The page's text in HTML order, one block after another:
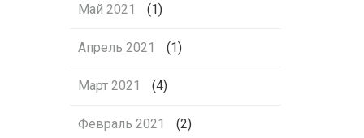
Май 2021 (1)
Апрель 2021 (1)
Март 2021 (4)
Февраль 2021 (2)